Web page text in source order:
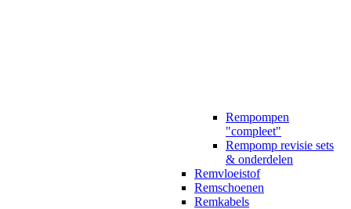
Rempompen
"compleet"
Rempomp revisie sets
& onderdelen
Remvloeistof
Remschoenen
Remkabels